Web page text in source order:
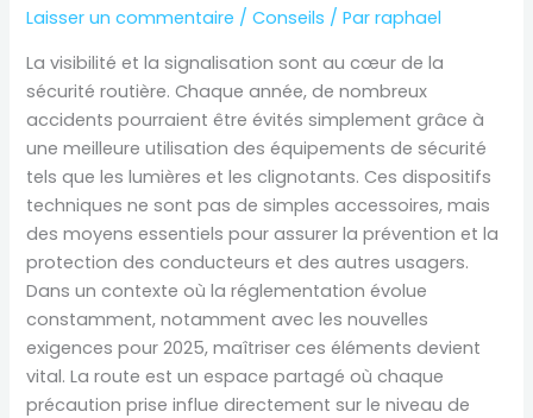
Laisser un commentaire /Conseils / Parraphael
La visibilité et la signalisation sont au cœur de la
sécurité routière. Chaque année, de nombreux
accidents pourraient être évités simplement grâce à
une meilleure utilisation des équipements de sécurité
tels que les lumières et les clignotants. Ces dispositifs
techniques ne sont pas de simples accessoires, mais
des moyens essentiels pour assurer la prévention et la
protection des conducteurs et des autres usagers.
Dans un contexte où la réglementation évolue
constamment, notamment avec les nouvelles
exigences pour 2025, maîtriser ces éléments devient
vital. La route est un espace partagé où chaque
précaution prise influe directement sur le niveau de